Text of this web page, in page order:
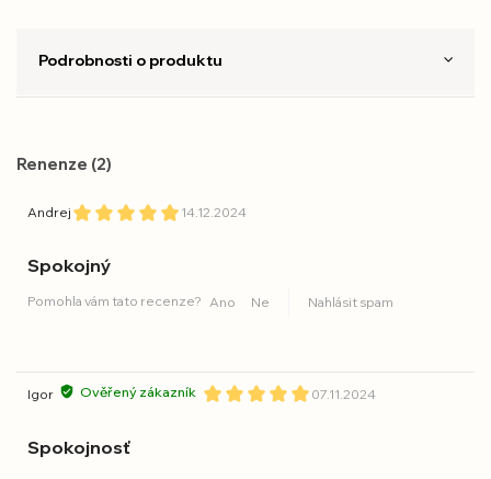
Podrobnosti o produktu
Renenze (2)
Andrej 14.12.2024
Spokojný
Pomohla vám tato recenze? Ano Ne Nahlásit spam
Igor Ověřený zákazník 07.11.2024
Spokojnosť